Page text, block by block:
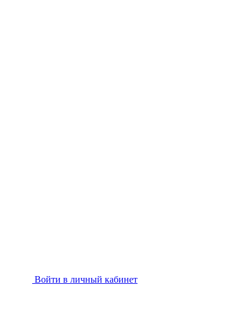
Войти в личный кабинет